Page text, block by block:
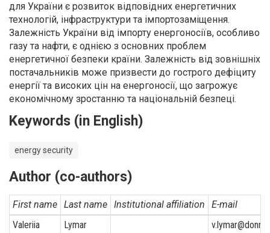
для України є розвиток відповідних енергетичних
технологій, інфраструктури та імпортозаміщення.
Залежність України від імпорту енергоносіїв, особливо
газу та нафти, є однією з основних проблем
енергетичної безпеки країни. Залежність від зовнішніх
постачальників може призвести до гострого дефіциту
енергії та високих цін на енергоносії, що загрожує
економічному зростанню та національній безпеці.
Keywords (in English)
energy security
Author (co-authors)
First name Last name Institutional affiliation
E-mail
Valeriia
Lymar